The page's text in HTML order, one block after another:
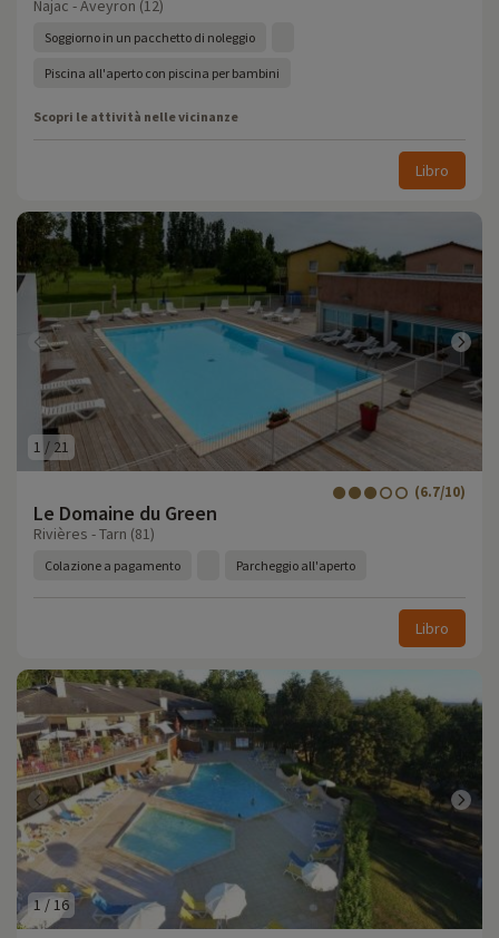
Najac - Aveyron (12)
Soggiorno in un pacchetto di noleggio
Piscina all'aperto con piscina per bambini
Scopri le attività nelle vicinanze
Libro
1 / 21
Le Domaine du Green
(6.7/10)
Rivières - Tarn (81)
Colazione a pagamento Parcheggio all'aperto
Libro
1/16